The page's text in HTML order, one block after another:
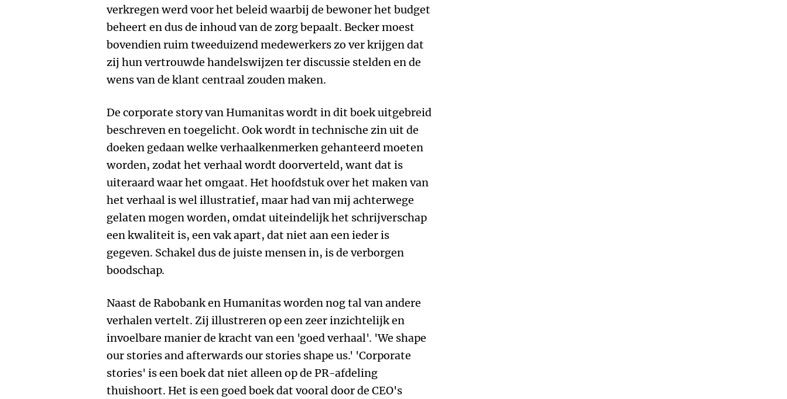
verkregen werd voor het beleid waarbij de bewoner het budget
beheert en dus de inhoud van de zorg bepaalt. Becker moest
bovendien ruim tweeduizend medewerkers zo ver krijgen dat
zij hun vertrouwde handelswijzen ter discussie stelden en de
wens van de klant centraal zouden maken.
De corporate story van Humanitas wordt in dit boek uitgebreid
beschreven en toegelicht. Ook wordt in technische zin uit de
doeken gedaan welke verhaalkenmerken gehanteerd moeten
worden, zodat het verhaal wordt doorverteld, want dat is
uiteraard waar het omgaat. Het hoofdstuk over het maken van
het verhaal is wel illustratief, maar had van mij achterwege
gelaten mogen worden, omdat uiteindelijk het schrijverschap
een kwaliteit is, een vak apart, dat niet aan een ieder is
gegeven. Schakel dus de juiste mensen in, is de verborgen
boodschap.
Naast de Rabobank en Humanitas worden nog tal van andere
verhalen vertelt. Zij illustreren op een zeer inzichtelijk en
invoelbare manier de kracht van een 'goed verhaal'. 'We shape
our stories and afterwards our stories shape us.' 'Corporate
stories' is een boek dat niet alleen op de PR-afdeling
thuishoort. Het is een goed boek dat vooral door de CEO's